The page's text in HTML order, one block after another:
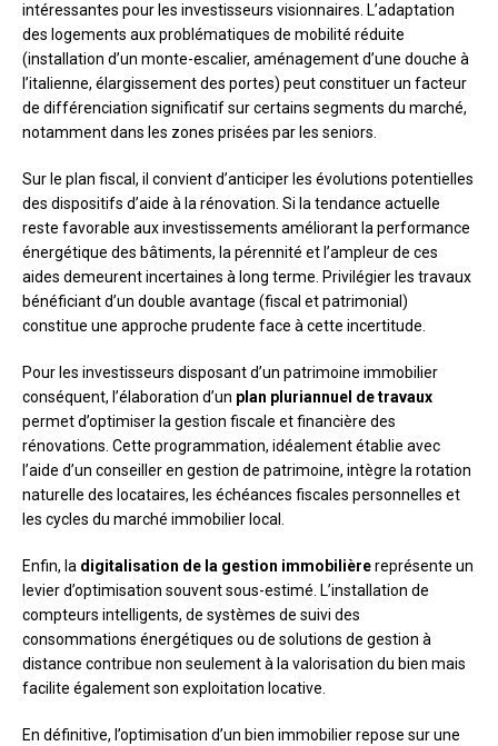
intéressantes pour les investisseurs visionnaires. L’adaptation
des logements aux problématiques de mobilité réduite
(installation d’un monte-escalier, aménagement d’une douche à
l’italienne, élargissement des portes) peut constituer un facteur
de différenciation significatif sur certains segments du marché,
notamment dans les zones prisées par les seniors.
Sur le plan fiscal, il convient d’anticiper les évolutions potentielles
des dispositifs d’aide à la rénovation. Si la tendance actuelle
reste favorable aux investissements améliorant la performance
énergétique des bâtiments, la pérennité et l’ampleur de ces
aides demeurent incertaines à long terme. Privilégier les travaux
bénéficiant d’un double avantage (fiscal et patrimonial)
constitue une approche prudente face à cette incertitude.
Pour les investisseurs disposant d’un patrimoine immobilier
conséquent, l’élaboration d’un plan pluriannuel de travaux
permet d’optimiser la gestion fiscale et financière des
rénovations. Cette programmation, idéalement établie avec
l’aide d’un conseiller en gestion de patrimoine, intègre la rotation
naturelle des locataires, les échéances fiscales personnelles et
les cycles du marché immobilier local.
Enfin, la digitalisation de la gestion immobilièrereprésente un
levier d’optimisation souvent sous-estimé. L’installation de
compteurs intelligents, de systèmes de suivi des
consommations énergétiques ou de solutions de gestion à
distance contribue non seulement à la valorisation du bien mais
facilite également son exploitation locative.
En définitive, l’optimisation d’un bien immobilier repose sur une